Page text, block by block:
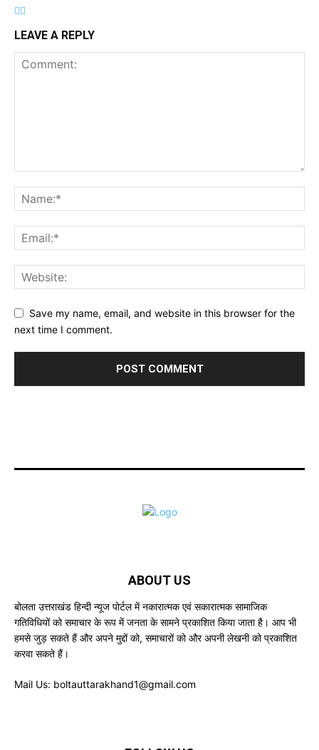
LEAVE A REPLY
Save my name, email, and website in this browser for the
next time I comment.
ABOUT US
बोलता उत्तराखंड हिन्दी न्यूज पोर्टल में नकारात्मक एवं सकारात्मक सामाजिक
गतिविधियों को समाचार के रूप में जनता के सामने प्रकाशित किया जाता है। आप भी
हमसे जुड़ सकते हैं और अपने मुद्दों को, समाचारों को और अपनी लेखनी को प्रकाशित
करवा सकते हैं।
Mail Us: boltauttarakhand1@gmail.com